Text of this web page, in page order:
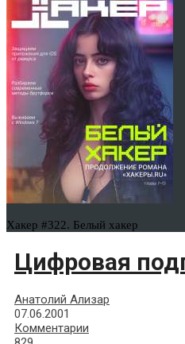
Хакер #322. Белый хакер
Цифровая
Анатолий Ализар
07.06.2001
Комментарии